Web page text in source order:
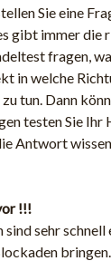
Sie eine
gibt immer die
fragen,
in welche
tun. Dann
testen Sie Ihr
Antwort
!!!
sind sehr schnell